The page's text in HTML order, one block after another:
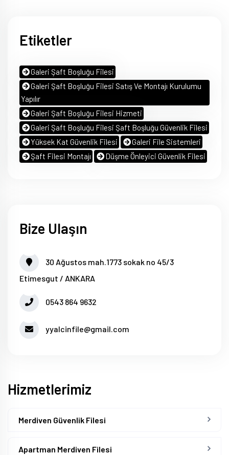
Etiketler
Galeri Şaft Boşluğu Filesi
Galeri Şaft Boşluğu Filesi Satış Ve Montajı Kurulumu
Yapılır
Galeri Şaft Boşluğu Filesi Hizmeti
Galeri Şaft Boşluğu Filesi Şaft Boşluğu Güvenlik Filesi
Yüksek Kat Güvenlik Filesi
Galeri File Sistemleri
Şaft Filesi Montajı
Düşme Önleyici Güvenlik Filesi
Bize Ulaşın
30 Ağustos mah.1773 sokak no 45/3
Etimesgut / ANKARA
0543 864 9632
yyalcinfile@gmail.com
Hizmetlerimiz
Merdiven Güvenlik Filesi
Apartman Merdiven Filesi